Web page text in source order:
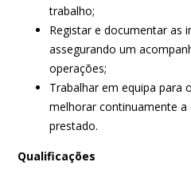
trabalho;
Registar e documentar as
assegurando um
operações;
Trabalhar em equipa para
melhorar continuamente a
prestado.
Qualificações